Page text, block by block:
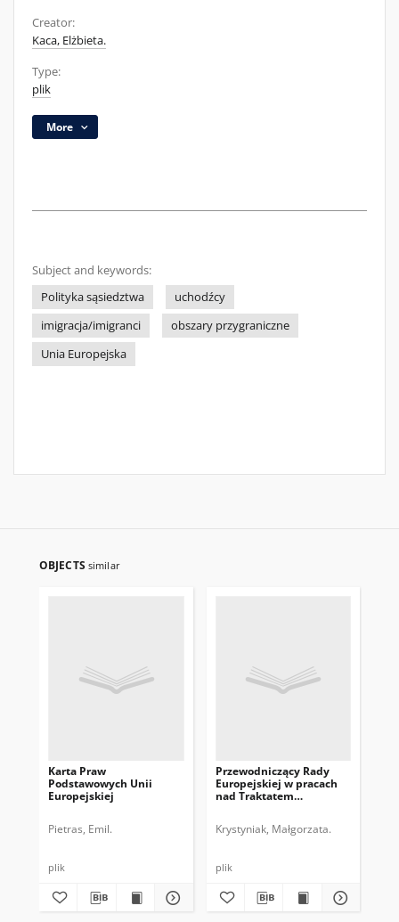
Creator:
Kaca, Elżbieta.
Type:
plik
More
Subject and keywords:
Polityka sąsiedztwa
uchodźcy
imigracja/imigranci
obszary przygraniczne
Unia Europejska
OBJECTS similar
Karta Praw
Podstawowych Unii
Europejskiej
Pietras, Emil.
plik
Przewodniczący Rady
Europejskiej w pracach
nad Traktatem
Krystyniak, Małgorzata.
plik